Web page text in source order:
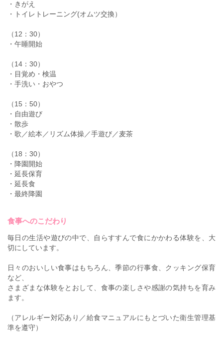
・きがえ
・トイレトレーニング(オムツ交換）
（12：30）
・午睡開始
（14：30）
・目覚め・検温
・手洗い・おやつ
（15：50）
・自由遊び
・散歩
・歌／絵本／リズム体操／手遊び／麦茶
（18：30）
・降園開始
・延長保育
・延長食
・最終降園
食事へのこだわり
毎日の生活や遊びの中で、自らすすんで食にかかわる体験を、大
切にしています。
日々のおいしい食事はもちろん、季節の行事食、クッキング保育
など、
さまざまな体験をとおして、食事の楽しさや感謝の気持ちを育み
ます。
（アレルギー対応あり／給食マニュアルにもとづいた衛生管理基
準を遵守）